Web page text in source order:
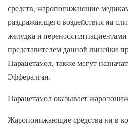
средств, жаропонижающие
раздражающего воздействия на
желудка и переносятся
представителем данной линейки
Парацетамол, также могут
Эффералган.
Парацетамол оказывает
Жаропонижающие средства ни в